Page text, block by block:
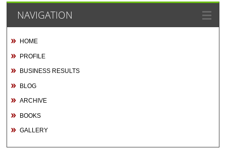
NAVIGATION
HOME
PROFILE
BUSINESS RESULTS
BLOG
ARCHIVE
BOOKS
GALLERY